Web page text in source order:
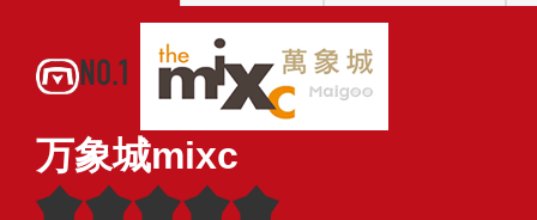
NO.1
万象城mixc